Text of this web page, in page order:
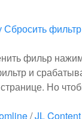
Сбросить
фильр
и
Но
/JL